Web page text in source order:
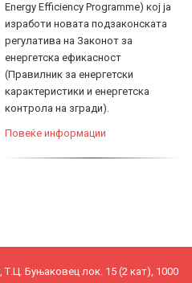
Energy Efficiency Programme) кој ја
изработи новата подзаконската
регулатива на Законот за
енергетска ефикасност
(Правилник за енергетски
карактеристики и енергетска
контрола на згради).
Повеќе информации
Буњаковец лок. 15 (2 кат), 1000